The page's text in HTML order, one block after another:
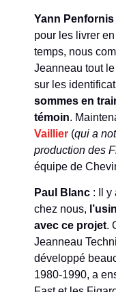
Yann Penfornis
pour les livrer
temps, nous
Jeanneau tout
sur les
sommes en
témoin.
Vaillier (qui a
production des
équipe de
Paul Blanc : Il y
chez nous,
avec ce projet.
Jeanneau
développé
1980-1990, a